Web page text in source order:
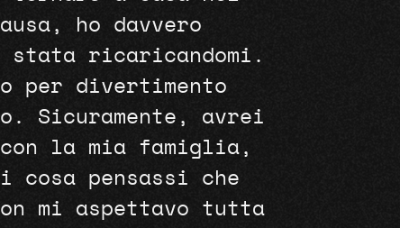
ho davvero
stata ricaricandomi.
per divertimento
Sicuramente, avrei
con la mia famiglia,
cosa pensassi che
mi aspettavo tutta